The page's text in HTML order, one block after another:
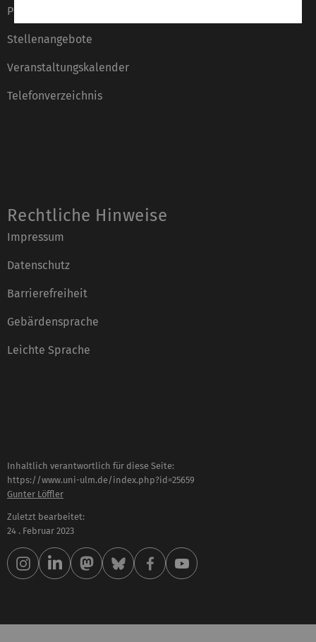
Presse
Stellenangebote
Veranstaltungskalender
Telefonverzeichnis
Rechtliche Hinweise
Impressum
Datenschutz
Barrierefreiheit
Gebärdensprache
Leichte Sprache
Inhaltlich verantwortlich für diese Seite:
https://www.uni-ulm.de/index.php?id=25659
Gunter Löffler
Zuletzt bearbeitet:
24 . Februar 2023